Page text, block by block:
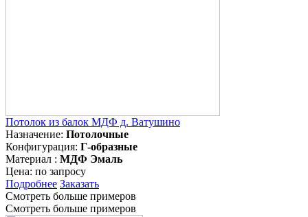
Потолок из балок МДФ д. Ватушино
Назначение: Потолочные
Конфигурация: Г-образные
Материал : МДФ Эмаль
Цена: по запросу
Подробнее Заказать
Смотреть больше примеров
Смотреть больше примеров